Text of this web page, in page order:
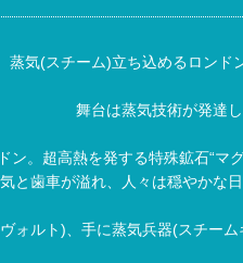
蒸気(スチーム)立ち込めるロンド
舞台は蒸気技術が発達
ン。超高熱を発する特殊鉱石“マ
と歯車が溢れ、人々は穏やか
ォルト)、手に蒸気兵器(スチー